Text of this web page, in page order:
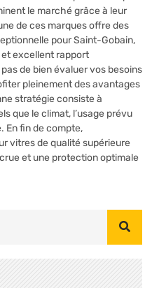
le marché grâce à leur
de ces marques offre des
pour Saint-Gobain,
excellent rapport
de bien évaluer vos besoins
pleinement des avantages
stratégie consiste à
que le climat, l’usage prévu
En fin de compte,
vitres de qualité supérieure
et une protection optimale